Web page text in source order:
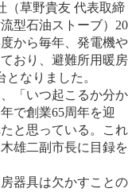
（草野貴友 代表取締
型石油ストーブ）20
から毎年、発電機や
おり、避難所用暖房
なりました。
「いつ起こるか分か
で創業65周年を迎
と思っている。これ
雄二副市長に目録を
器具は欠かすことの